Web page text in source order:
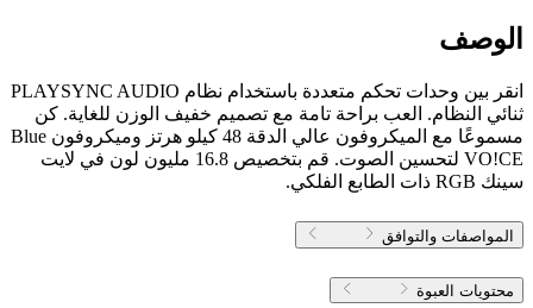
الوصف
انقر بين وحدات تحكم متعددة باستخدام نظام PLAYSYNC AUDIO
ثنائي النظام. العب براحة تامة مع تصميم خفيف الوزن للغاية. كن
مسموعًا مع الميكروفون عالي الدقة 48 كيلو هرتز وميكروفون Blue
VO!CE لتحسين الصوت. قم بتخصيص 16.8 مليون لون في لايت
سينك RGB ذات الطابع الفلكي.
المواصفات والتوافق
محتويات العبوة